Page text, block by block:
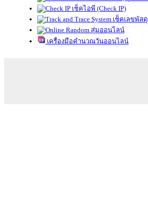
เช็คไอพี (Check IP)
เช็คเลขพัสดุ
สุ่มออนไลน์
เครื่องมือคำนวณวันออนไลน์